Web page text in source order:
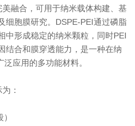
融合，可用于纳米载体构建、基
细胞膜研究。DSPE-PEI通过磷脂
中形成稳定的纳米颗粒，同时PEI
结合和膜穿透能力，是一种在纳
应用的多功能材料。
：